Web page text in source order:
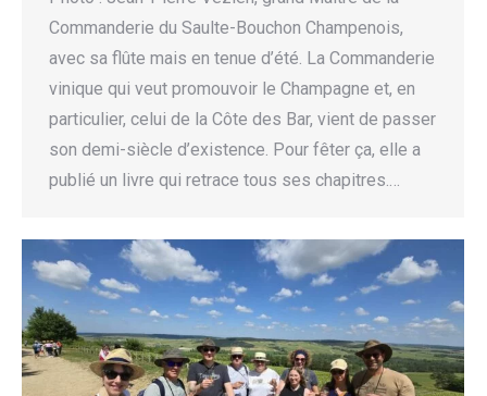
Commanderie du Saulte-Bouchon Champenois,
avec sa flûte mais en tenue d’été. La Commanderie
vinique qui veut promouvoir le Champagne et, en
particulier, celui de la Côte des Bar, vient de passer
son demi-siècle d’existence. Pour fêter ça, elle a
publié un livre qui retrace tous ses chapitres.…